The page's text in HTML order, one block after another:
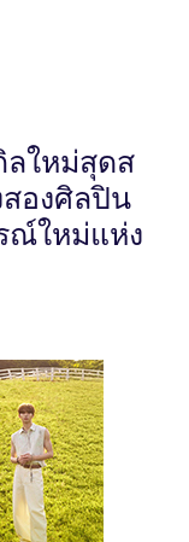
ลใหม่สุดส
สองศิลปิน
ณ์ใหม่แห่ง